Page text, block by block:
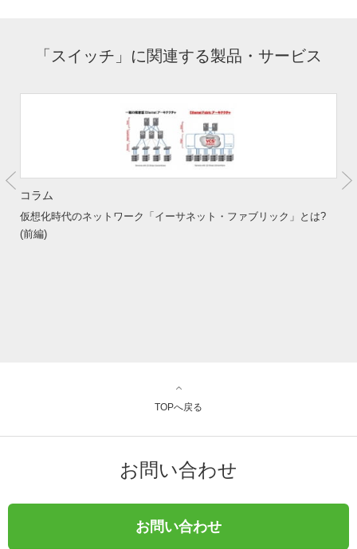
「スイッチ」に関連する製品・サービス
コラム
仮想化時代のネットワーク「イーサネット・ファブリック」とは?
(前編)
TOPへ戻る
お問い合わせ
お問い合わせ